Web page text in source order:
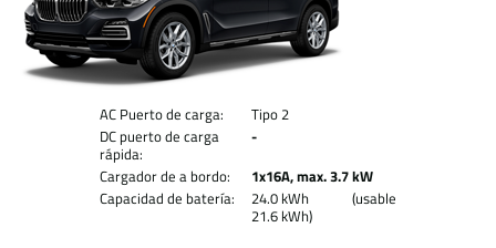
AC Puerto de carga:
Tipo 2
DC puerto de carga
rápida:
-
Cargador de a bordo:
1x16A, max. 3.7 kW
Capacidad de batería:
24.0 kWh (usable
21.6 kWh)